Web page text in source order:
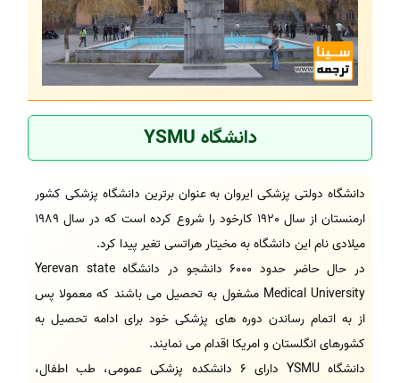
دانشگاه YSMU
دانشگاه دولتی پزشکی ایروان به عنوان برترین دانشگاه پزشکی کشور
ارمنستان از سال 1920 کارخود را شروع کرده است که در سال 1989
میلادی نام این دانشگاه به مخیتار هراتسی تغیر پیدا کرد.
در حال حاضر حدود 6000 دانشجو در دانشگاه Yerevan state
Medical University مشغول به تحصیل می باشند که معمولا پس
از به اتمام رساندن دوره های پزشکی خود برای ادامه تحصیل به
کشورهای انگلستان و امریکا اقدام می نمایند.
دانشگاه YSMU دارای 6 دانشکده پزشکی عمومی، طب اطفال،